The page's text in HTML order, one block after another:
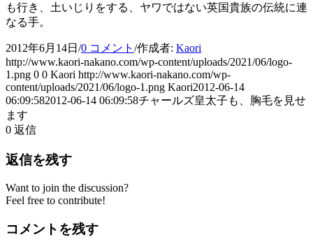
も行き、土いじりをする、ヤワではない英国貴族の伝統に連
なる手。
2012年6月14日 /0 コメント /作成者: Kaori
http://www.kaori-nakano.com/wp-content/uploads/2021/06/logo-
1.png 0 0 Kaori http://www.kaori-nakano.com/wp-
content/uploads/2021/06/logo-1.png Kaori2012-06-14
06:09:582012-06-14 06:09:58チャールズ皇太子も、胸毛を見せ
ます
0 返信
返信を残す
Want to join the discussion?
Feel free to contribute!
コメントを残す